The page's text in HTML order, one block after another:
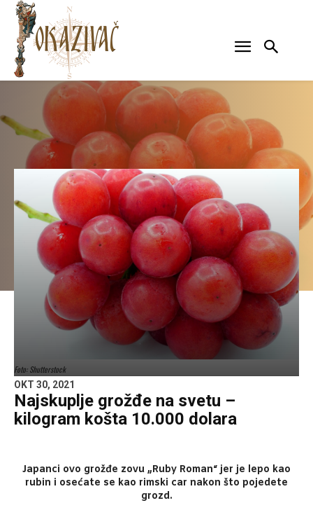
Foto: Shutterstock
OKT 30, 2021
Najskuplje grožđe na svetu –
kilogram košta 10.000 dolara
Japanci ovo grožđe zovu „Ruby Roman“ jer je lepo kao
rubin i osećate se kao rimski car nakon što pojedete
grozd.